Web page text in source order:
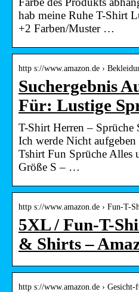
hab meine Ruhe T-Shirt
+2 Farben/Muster …
http s://www.amazon.de ›
Suchergebnis
Für: Lustige
T-Shirt Herren – Sprüche
Ich werde Nicht
Tshirt Fun Sprüche Alles
Größe S – …
http s://www.amazon.de › Fun-T-
5XL / Fun-T-
& Shirts –
http s://www.amazon.de ›